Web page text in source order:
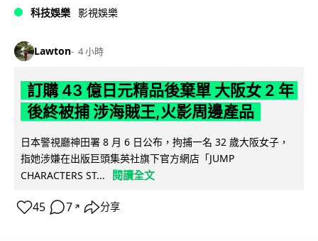
科技娛樂 影視娛樂
Lawton 4 小時
訂購 43 億日元精品後棄單 大阪女 2 年
後終被捕 涉海賊王,火影周邊產品
日本警視廳神田署 8 月 6 日公布，拘捕一名 32 歲大阪女子，
指她涉嫌在出版巨頭集英社旗下官方網店「JUMP
CHARACTERS ST...
閱讀全文
45 7 ↗ 分享